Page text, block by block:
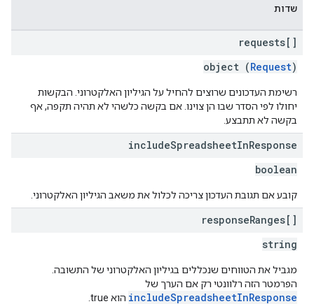
שדות
requests[]
object (Request)
רשימת העדכונים שרוצים להחיל על הגיליון האלקטרוני. הבקשות
יחולו לפי הסדר שבו הן צוינו. אם בקשה כלשהי לא תהיה תקפה, אף
בקשה לא תתבצע.
includeSpreadsheetInResponse
boolean
קובע אם תגובת העדכון צריכה לכלול את משאב הגיליון האלקטרוני.
responseRanges[]
string
מגביל את הטווחים שנכללים בגיליון האלקטרוני של התשובה.
הפרמטר הזה רלוונטי רק אם הערך של
includeSpreadsheetInResponse הוא true.